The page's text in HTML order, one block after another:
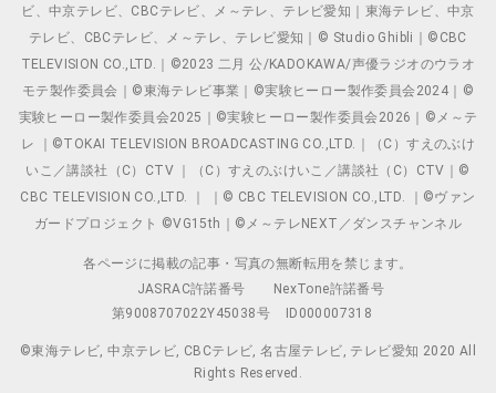
ビ、中京テレビ、CBCテレビ、メ～テレ、テレビ愛知｜東海テレビ、中京
テレビ、CBCテレビ、メ～テレ、テレビ愛知｜© Studio Ghibli｜©CBC
TELEVISION CO.,LTD.｜©2023 二月 公/KADOKAWA/声優ラジオのウラオ
モテ製作委員会｜©東海テレビ事業｜©実験ヒーロー製作委員会2024｜©
実験ヒーロー製作委員会2025｜©実験ヒーロー製作委員会2026｜©メ～テ
レ ｜©TOKAI TELEVISION BROADCASTING CO.,LTD.｜（C）すえのぶけ
いこ／講談社（C）CTV ｜（C）すえのぶけいこ／講談社（C）CTV｜©
CBC TELEVISION CO.,LTD. ｜ ｜© CBC TELEVISION CO.,LTD. ｜©ヴァン
ガードプロジェクト ©VG15th｜©メ～テレNEXT／ダンスチャンネル
各ページに掲載の記事・写真の無断転用を禁じます。
JASRAC許諾番号
NexTone許諾番号
第9008707022Y45038号
ID000007318
©東海テレビ, 中京テレビ, CBCテレビ, 名古屋テレビ, テレビ愛知 2020 All
Rights Reserved.